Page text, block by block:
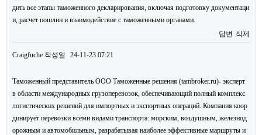
дить все этапы таможенного декларирования, включая подготовку документаци
и, расчет пошлин и взаимодействие с таможенными органами.
답변 삭제
Craigfuche 작성일 24-11-23 07:21
Таможенный представитель ООО Таможенные решения (tambroker.ru)- эксперт
в области международных грузоперевозок, обеспечивающий полный комплекс
логистических решений для импортных и экспортных операций. Компания коор
динирует перевозки всеми видами транспорта: морским, воздушным, железнод
орожным и автомобильным, разрабатывая наиболее эффективные маршруты и